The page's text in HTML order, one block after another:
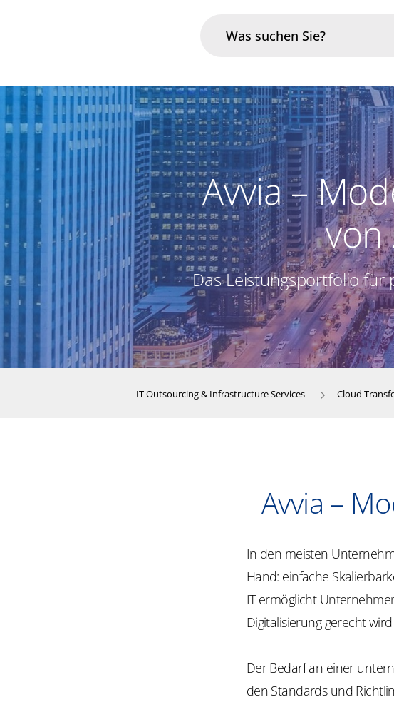
Branchen
Im Fokus
Portfolio
Infrastruktur & Betrieb
Über uns
Karriere
Avvia –
von
Das Leistungsportfolio
IT Outsourcing & Infrastructure Services Cloud
Avvia –
In den meisten
Hand: einfache
IT ermöglicht
Digitalisierung gerecht
Der Bedarf an einer
den Standards und